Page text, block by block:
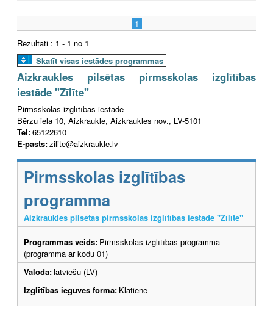
1
Rezultāti : 1 - 1 no 1
Skatīt visas iestādes programmas
Aizkraukles pilsētas pirmsskolas izglītības
iestāde "Zīlīte"
Pirmsskolas izglītības iestāde
Bērzu iela 10, Aizkraukle, Aizkraukles nov., LV-5101
Tel:65122610
E-pasts:zilite@aizkraukle.lv
Pirmsskolas izglītības
programma
Aizkraukles pilsētas pirmsskolas izglītības iestāde "Zīlīte"
Programmas veids: Pirmsskolas izglītības programma
(programma ar kodu 01)
Valoda:latviešu (LV)
Izglītības ieguves forma: Klātiene